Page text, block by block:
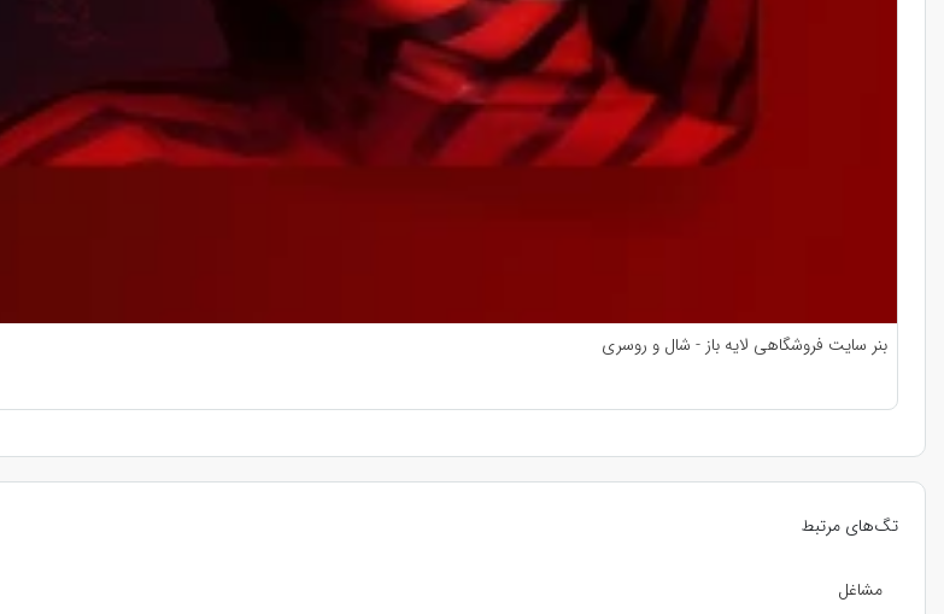
تگ‌های مرتبط
مشاغل
بنر سایت فروشگاهی لایه باز - شال و روسری